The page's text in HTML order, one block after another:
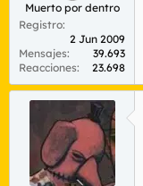
Muerto por dentro
Registro
2 Jun 2009
Mensajes
39.693
Reacciones
23.698